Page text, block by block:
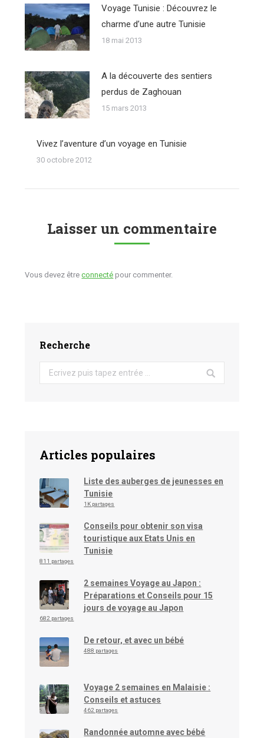
Voyage Tunisie : Découvrez le
charme d’une autre Tunisie
18 mai 2013
A la découverte des sentiers
perdus de Zaghouan
15 mars 2013
Vivez l’aventure d’un voyage en Tunisie
30 octobre 2012
Laisser un commentaire
Vous devez êtreconnecté pour commenter.
Recherche
Search:
Articles populaires
Liste des auberges de jeunesses en
Tunisie
1K partages
Conseils pour obtenir son visa
touristique aux Etats Unis en
Tunisie
811 partages
2 semaines Voyage au Japon :
Préparations et Conseils pour 15
jours de voyage au Japon
682 partages
De retour, et avec un bébé
488 partages
Voyage 2 semaines en Malaisie :
Conseils et astuces
462 partages
Randonnée automne avec bébé